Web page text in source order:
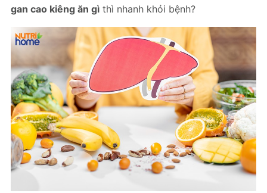
gan cao kiêng ăn gì thì nhanh khỏi bệnh?